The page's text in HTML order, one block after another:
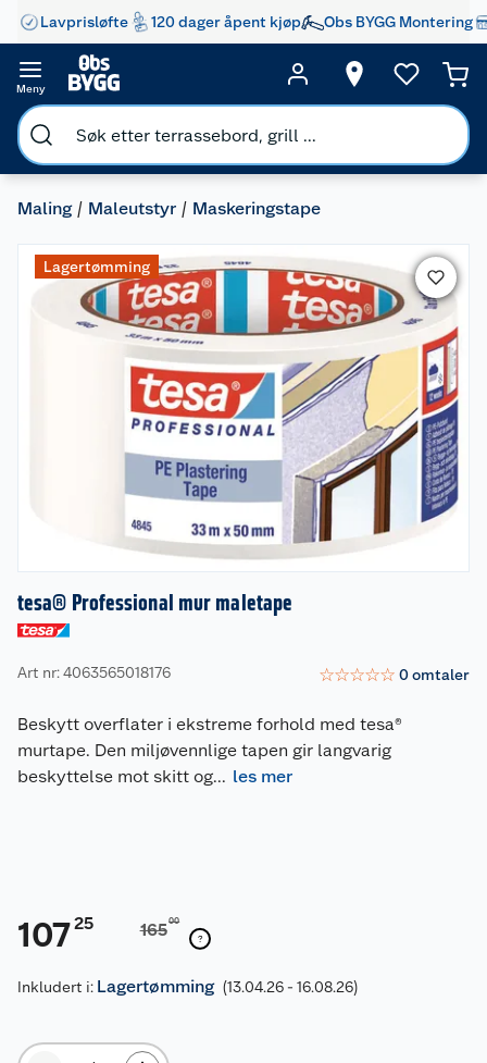
Lavprisløfte 120 dager åpent kjøp Obs BYGG Montering
Meny
Maling Maleutstyr Maskeringstape
Lagertømming
tesa® Professional mur maletape
Art nr: 4063565018176 ☆☆☆☆☆ 0omtaler
Beskytt overflater i ekstreme forhold med tesa®
murtape. Den miljøvennlige tapen gir langvarig
beskyttelse mot skitt og... les mer
10725 16500
Inkludert i: Lagertømming (13.04.26 - 16.08.26)